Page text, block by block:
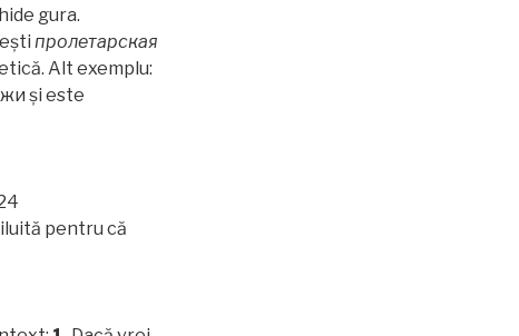
gura.
пролетарская
Alt exemplu:
și este
pentru că